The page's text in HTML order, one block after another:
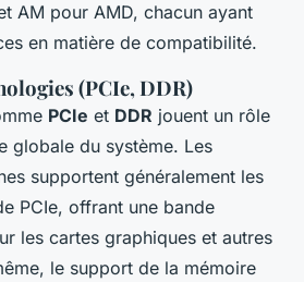
AM pour AMD, chacun ayant
en matière de compatibilité.
(PCIe, DDR)
PCIe et DDR jouent un rôle
globale du système. Les
supportent généralement les
PCIe, offrant une bande
les cartes graphiques et autres
le support de la mémoire